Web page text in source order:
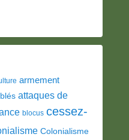
armement
attaques de
blocus cessez-
Colonialisme